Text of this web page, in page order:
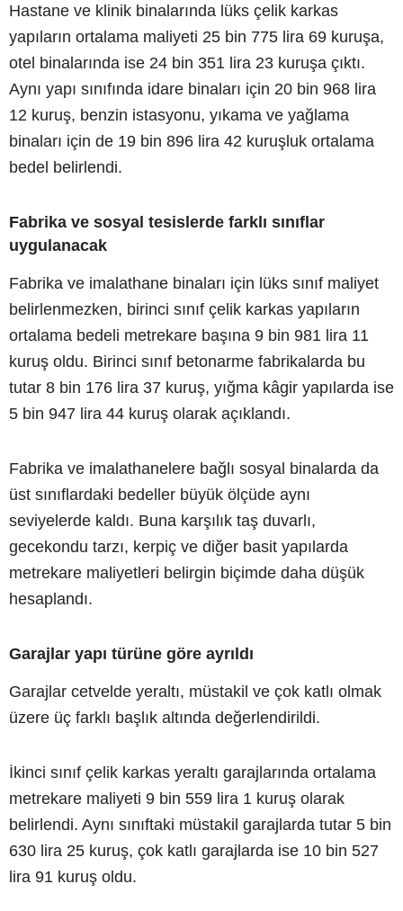
Hastane ve klinik binalarında lüks çelik karkas
yapıların ortalama maliyeti 25 bin 775 lira 69 kuruşa,
otel binalarında ise 24 bin 351 lira 23 kuruşa çıktı.
Aynı yapı sınıfında idare binaları için 20 bin 968 lira
12 kuruş, benzin istasyonu, yıkama ve yağlama
binaları için de 19 bin 896 lira 42 kuruşluk ortalama
bedel belirlendi.
Fabrika ve sosyal tesislerde farklı sınıflar
uygulanacak
Fabrika ve imalathane binaları için lüks sınıf maliyet
belirlenmezken, birinci sınıf çelik karkas yapıların
ortalama bedeli metrekare başına 9 bin 981 lira 11
kuruş oldu. Birinci sınıf betonarme fabrikalarda bu
tutar 8 bin 176 lira 37 kuruş, yığma kâgir yapılarda ise
5 bin 947 lira 44 kuruş olarak açıklandı.
Fabrika ve imalathanelere bağlı sosyal binalarda da
üst sınıflardaki bedeller büyük ölçüde aynı
seviyelerde kaldı. Buna karşılık taş duvarlı,
gecekondu tarzı, kerpiç ve diğer basit yapılarda
metrekare maliyetleri belirgin biçimde daha düşük
hesaplandı.
Garajlar yapı türüne göre ayrıldı
Garajlar cetvelde yeraltı, müstakil ve çok katlı olmak
üzere üç farklı başlık altında değerlendirildi.
İkinci sınıf çelik karkas yeraltı garajlarında ortalama
metrekare maliyeti 9 bin 559 lira 1 kuruş olarak
belirlendi. Aynı sınıftaki müstakil garajlarda tutar 5 bin
630 lira 25 kuruş, çok katlı garajlarda ise 10 bin 527
lira 91 kuruş oldu.